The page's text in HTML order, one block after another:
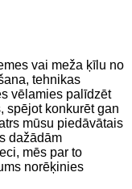
vai meža ķīlu no
tehnikas
vēlamies palīdzēt
spējot konkurēt gan
mūsu piedāvātais
dažādām
mēs par to
norēķinies